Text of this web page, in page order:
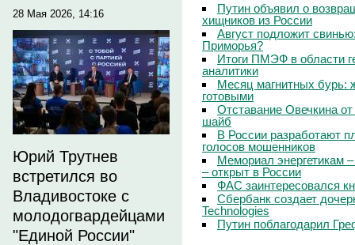
28 Мая 2026, 14:16
Юрий Трутнев
встретился во
Владивостоке с
молодогвардейцами
"Единой России"
Путин объявил о
хищников из России
Август подложит
Приморья?
Итоги ПМЭФ в области
аналитики
Месяц магнитных бурь:
готовыми
Отставание Овечкина
шайб
В России разработают
голосов мошенников
Мемориал энергетикам
– открыт в России
ФАС заинтересовался
Сбербанк создает
Technologies
Путин поблагодарил